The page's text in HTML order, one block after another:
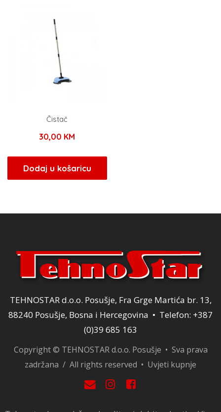
Čistač
30,00 KM
Dodaj u košaricu
TEHNOSTAR d.o.o. Posušje, Fra Grge Martića br. 13,
88240 Posušje, Bosna i Hercegovina • Telefon: +387
(0)39 685 163
Copyright © TEHNOSTAR d.o.o. Posušje • Sva prava
zadržana / All rights reserved • Uvjeti kupnje